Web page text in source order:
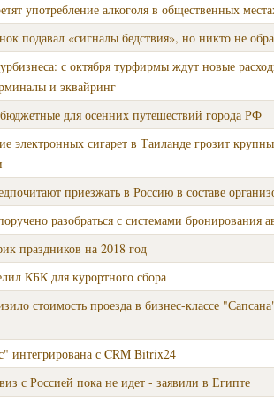
употребление алкоголя в общественных
подавал «сигналы бедствия», но никто не
с октября турфирмы ждут новые
и эквайринг
для осенних путешествий города РФ
электронных сигарет в Таиланде грозит
приезжать в Россию в составе
разобраться с системами бронирования
праздников на 2018 год
КБК для курортного сбора
стоимость проезда в бизнес-классе
интегрирована с CRM Bitrix24
с Россией пока не идет - заявили в Египте